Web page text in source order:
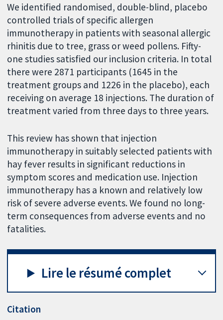
We identified randomised, double-blind, placebo
controlled trials of specific allergen
immunotherapy in patients with seasonal allergic
rhinitis due to tree, grass or weed pollens. Fifty-
one studies satisfied our inclusion criteria. In total
there were 2871 participants (1645 in the
treatment groups and 1226 in the placebo), each
receiving on average 18 injections. The duration of
treatment varied from three days to three years.
This review has shown that injection
immunotherapy in suitably selected patients with
hay fever results in significant reductions in
symptom scores and medication use. Injection
immunotherapy has a known and relatively low
risk of severe adverse events. We found no long-
term consequences from adverse events and no
fatalities.
Lire le résumé complet
Citation